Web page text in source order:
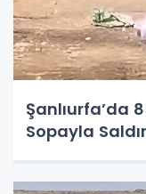
Şanlıurfa’da
Sopayla